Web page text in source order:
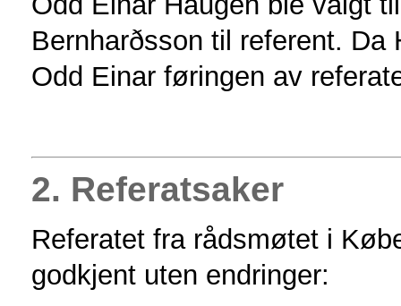
Bernharðsson til referent.
Odd Einar føringen av
2. Referatsaker
Referatet fra rådsmøtet i
godkjent uten endringer: